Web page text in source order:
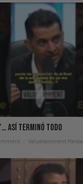
Así Terminó Todo
Valuetainment Media